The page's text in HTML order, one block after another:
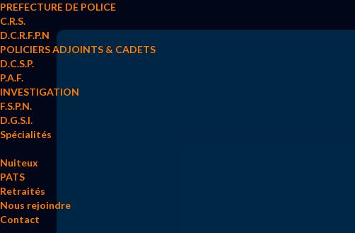
PREFECTURE DE POLICE
C.R.S.
D.C.R.F.P.N
POLICIERS ADJOINTS & CADETS
D.C.S.P.
P.A.F.
INVESTIGATION
F.S.P.N.
D.G.S.I.
Spécialités
Nuiteux
PATS
Retraités
Nous rejoindre
Contact